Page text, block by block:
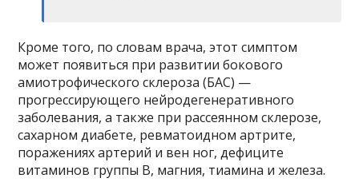
Кроме того, по словам врача, этот симптом
может появиться при развитии бокового
амиотрофического склероза (БАС) —
прогрессирующего нейродегенеративного
заболевания, а также при рассеянном склерозе,
сахарном диабете, ревматоидном артрите,
поражениях артерий и вен ног, дефиците
витаминов группы B, магния, тиамина и железа.